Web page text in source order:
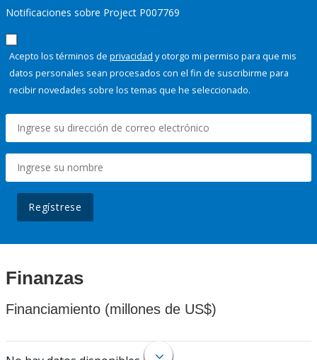
Notificaciones sobre Project P007769
Acepto los términos de privacidad y otorgo mi permiso para que mis
datos personales sean procesados con el fin de suscribirme para
recibir novedades sobre los temas que he seleccionado.
Regístrese
Finanzas
Financiamiento (millones de US$)